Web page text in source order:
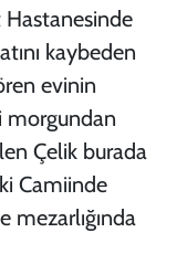
kaybeden
evinin
morgundan
Çelik burada
Camiinde
mezarlığında